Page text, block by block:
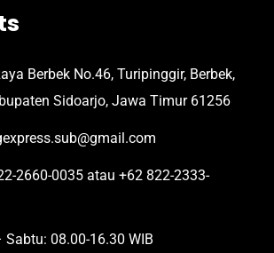
Berbek No.46, Turipinggir, Berbek,
Sidoarjo, Jawa Timur 61256
2660-0035 atau +62 822-2333-
Sabtu: 08.00-16.30 WIB